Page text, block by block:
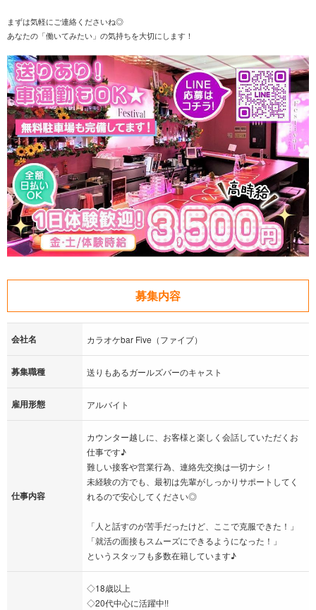
まずは気軽にご連絡くださいね◎
あなたの「働いてみたい」の気持ちを大切にします！
募集内容
会社名 カラオケbar Five（ファイブ）
募集職種 送りもあるガールズバーのキャスト
雇用形態 アルバイト
仕事内容
カウンター越しに、お客様と楽しく会話していただくお
仕事です♪
難しい接客や営業行為、連絡先交換は一切ナシ！
未経験の方でも、最初は先輩がしっかりサポートしてく
れるので安心してください◎
「人と話すのが苦手だったけど、ここで克服できた！」
「就活の面接もスムーズにできるようになった！」
というスタッフも多数在籍しています♪
◇18歳以上
◇20代中心に活躍中!!